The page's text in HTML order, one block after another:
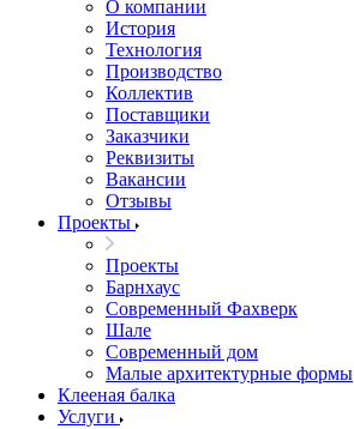
О компании
История
Технология
Производство
Коллектив
Поставщики
Заказчики
Реквизиты
Вакансии
Отзывы
Проекты
Проекты
Барнхаус
Современный Фахверк
Шале
Современный дом
Малые архитектурные формы
Клееная балка
Услуги